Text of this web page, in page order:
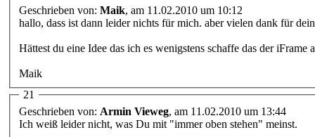
Geschrieben von: Maik, am 11.02.2010 um 10:12
hallo, dass ist dann leider nichts für mich. aber vielen dank für
Hättest du eine Idee das ich es wenigstens schaffe das der iFrame
Maik
21
Geschrieben von: Armin Vieweg, am 11.02.2010 um 13:44
Ich weiß leider nicht, was Du mit "immer oben stehen" meinst.